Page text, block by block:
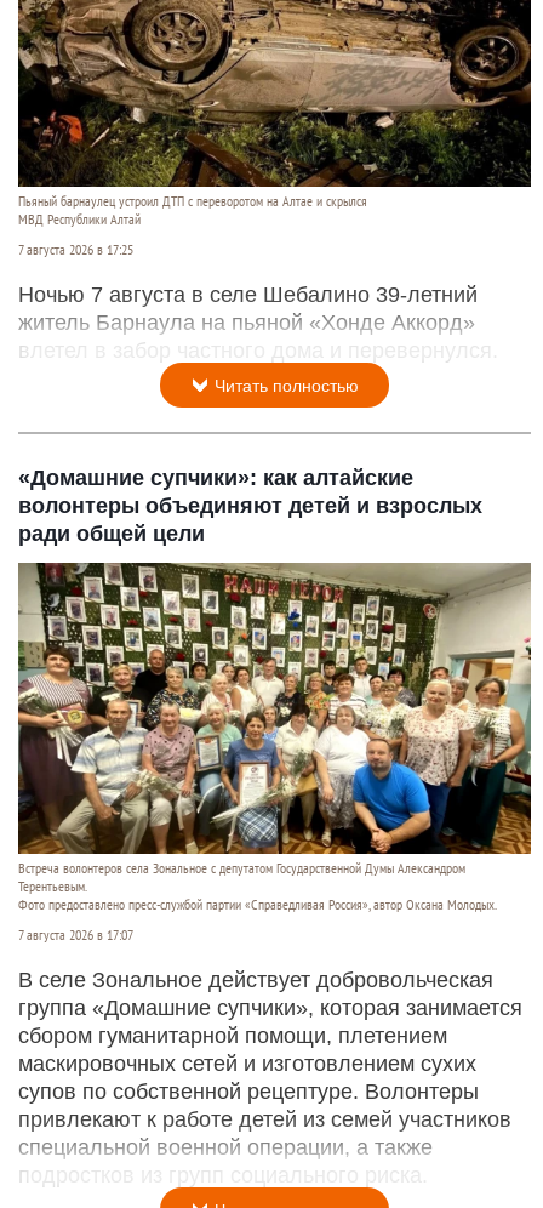
Пьяный барнаулец устроил ДТП с переворотом на Алтае и скрылся
МВД Республики Алтай
7 августа 2026 в 17:25
Ночью 7 августа в селе Шебалино 39-летний
житель Барнаула на пьяной «Хонде Аккорд»
влетел в забор частного дома и перевернулся.
Читать полностью
«Домашние супчики»: как алтайские
волонтеры объединяют детей и взрослых
ради общей цели
Встреча волонтеров села Зональное с депутатом Государственной Думы Александром
Терентьевым.
Фото предоставлено пресс-службой партии «Справедливая Россия», автор Оксана Молодых.
7 августа 2026 в 17:07
В селе Зональное действует добровольческая
группа «Домашние супчики», которая занимается
сбором гуманитарной помощи, плетением
маскировочных сетей и изготовлением сухих
супов по собственной рецептуре. Волонтеры
привлекают к работе детей из семей участников
специальной военной операции, а также
подростков из групп социального риска.